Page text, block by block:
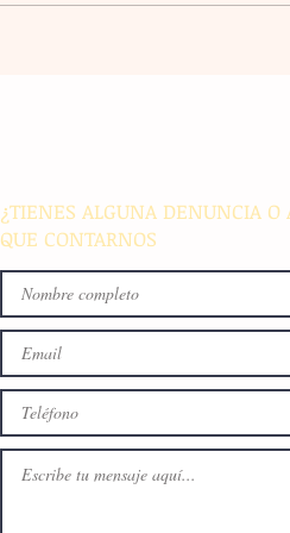
¿TIENES ALGUNA DENUNCIA O
QUE CONTARNOS